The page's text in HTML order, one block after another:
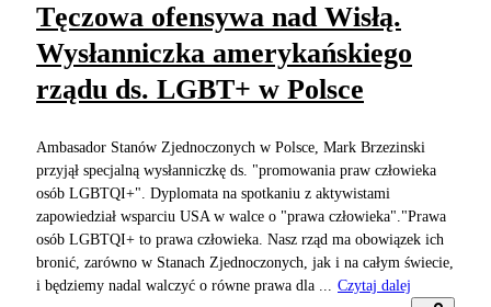
Tęczowa ofensywa nad Wisłą.
Wysłanniczka amerykańskiego
rządu ds. LGBT+ w Polsce
Ambasador Stanów Zjednoczonych w Polsce, Mark Brzezinski
przyjął specjalną wysłanniczkę ds. "promowania praw człowieka
osób LGBTQI+". Dyplomata na spotkaniu z aktywistami
zapowiedział wsparciu USA w walce o "prawa człowieka"."Prawa
osób LGBTQI+ to prawa człowieka. Nasz rząd ma obowiązek ich
bronić, zarówno w Stanach Zjednoczonych, jak i na całym świecie,
i będziemy nadal walczyć o równe prawa dla ...
Czytaj dalej